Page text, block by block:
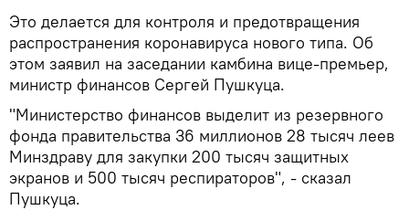
Это делается для контроля и предотвращения
распространения коронавируса нового типа. Об
этом заявил на заседании камбина вице-премьер,
министр финансов Сергей Пушкуца.
"Министерство финансов выделит из резервного
фонда правительства 36 миллионов 28 тысяч леев
Минздраву для закупки 200 тысяч защитных
экранов и 500 тысяч респираторов", - сказал
Пушкуца.